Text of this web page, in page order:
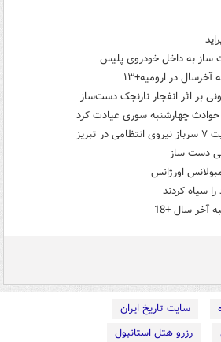
به داخل خودروی پلیس
در ارومیه+۱۳
اثر انفجار نارنجک دست‌ساز
چهارشنبه سوری عیادت کرد
اورژانس
سیاه کردند
آخر سال +18
سایت تاریخ ایران
رزرو هتل استانبول